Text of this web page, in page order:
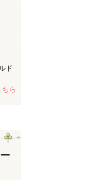
ド
ら